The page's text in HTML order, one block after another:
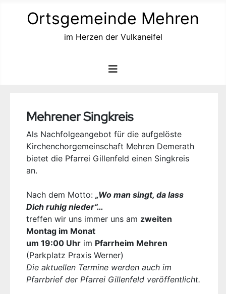
Ortsgemeinde Mehren
im Herzen der Vulkaneifel
Mehrener Singkreis
Als Nachfolgeangebot für die aufgelöste
Kirchenchorgemeinschaft Mehren Demerath
bietet die Pfarrei Gillenfeld einen Singkreis
an.
Nach dem Motto: „Wo man singt, da lass
Dich ruhig nieder“…
treffen wir uns immer uns am zweiten
Montag im Monat
um 19:00 Uhr im Pfarrheim Mehren
(Parkplatz Praxis Werner)
Die aktuellen Termine werden auch im
Pfarrbrief der Pfarrei Gillenfeld veröffentlicht.